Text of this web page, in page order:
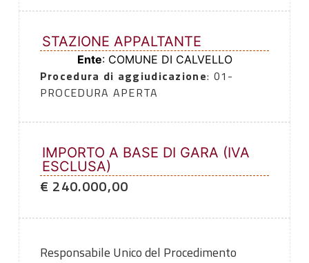
STAZIONE APPALTANTE
Ente: COMUNE DI CALVELLO
Procedura di aggiudicazione: 01-
PROCEDURA APERTA
IMPORTO A BASE DI GARA (IVA
ESCLUSA)
€ 240.000,00
Responsabile Unico del Procedimento